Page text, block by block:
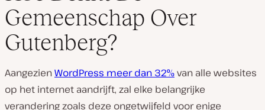
Gemeenschap Over
Gutenberg?
AangezienWordPress meer dan 32%van alle websites
op het internet aandrijft, zal elke belangrijke
verandering zoals deze ongetwijfeld voor enige